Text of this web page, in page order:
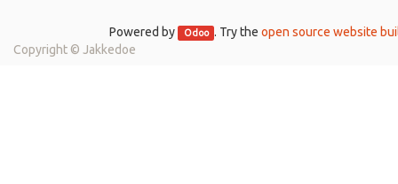
Powered by Odoo . Try the open source website
Copyright © Jakkedoe